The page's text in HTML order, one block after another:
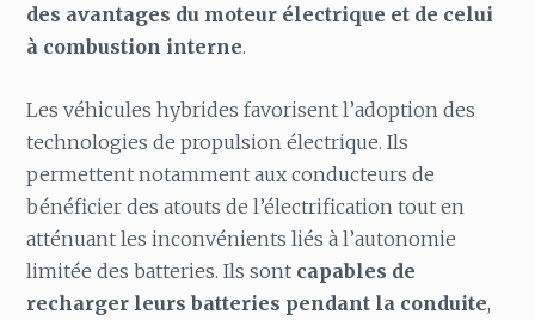
des avantages du moteur électrique et de celui
à combustion interne.
Les véhicules hybrides favorisent l’adoption des
technologies de propulsion électrique. Ils
permettent notamment aux conducteurs de
bénéficier des atouts de l’électrification tout en
atténuant les inconvénients liés à l’autonomie
limitée des batteries. Ils sont capables de
recharger leurs batteries pendant la conduite,